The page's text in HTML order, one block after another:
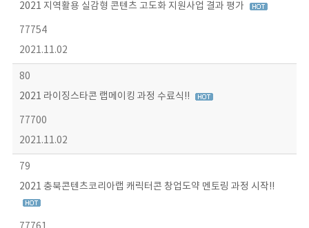
2021 지역활용 실감형 콘텐츠 고도화 지원사업 결과 평가
77754
2021.11.02
80
2021 라이징스타콘 랩메이킹 과정 수료식!!
77700
2021.11.02
79
2021 충북콘텐츠코리아랩 캐릭터콘 창업도약 멘토링 과정 시작!!